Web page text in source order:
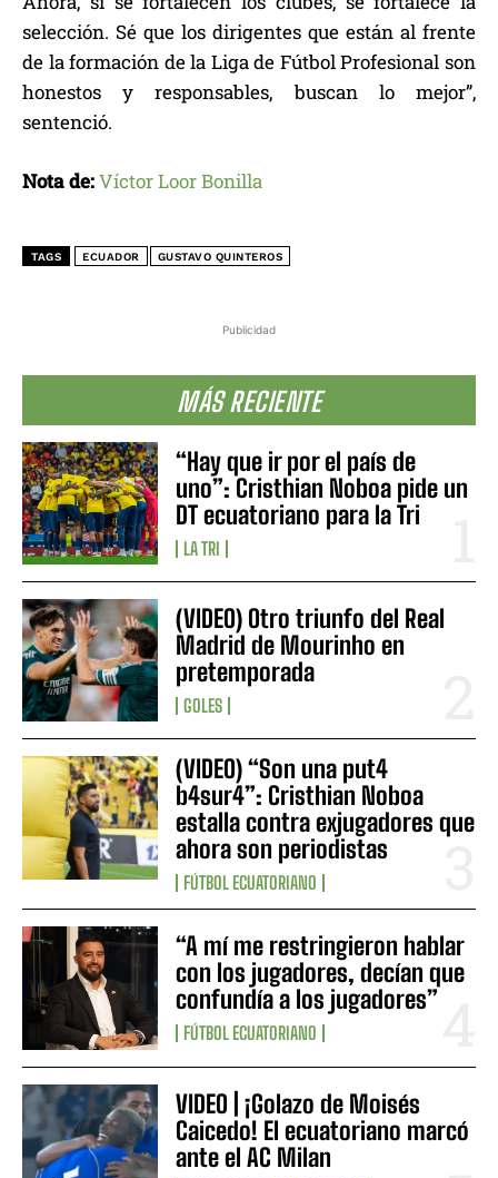
Publicidad
MÁS RECIENTE
“Hay que ir por el país de
uno”: Cristhian Noboa pide un
DT ecuatoriano para la Tri
LA TRI
(VIDEO) Otro triunfo del Real
Madrid de Mourinho en
pretemporada
GOLES
(VIDEO) “Son una put4
b4sur4”: Cristhian Noboa
estalla contra exjugadores que
ahora son periodistas
FÚTBOL ECUATORIANO
“A mí me restringieron hablar
con los jugadores, decían que
confundía a los jugadores”
FÚTBOL ECUATORIANO
VIDEO | ¡Golazo de Moisés
Caicedo! El ecuatoriano marcó
ante el AC Milan
selección. Sé que los dirigentes que están al frente
de la formación de la Liga de Fútbol Profesional son
honestos y responsables, buscan lo mejor”,
sentenció.
Nota de:Víctor Loor Bonilla
TAGS ECUADOR GUSTAVO QUINTEROS